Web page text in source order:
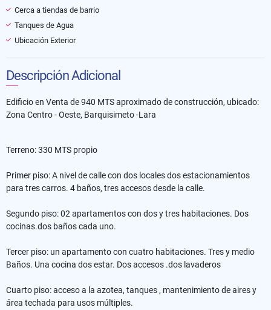
Cerca a tiendas de barrio
Tanques de Agua
Ubicación Exterior
Descripción Adicional
Edificio en Venta de 940 MTS aproximado de construcción, ubicado:
Zona Centro - Oeste, Barquisimeto -Lara
Terreno: 330 MTS propio
Primer piso: A nivel de calle con dos locales dos estacionamientos
para tres carros. 4 baños, tres accesos desde la calle.
Segundo piso: 02 apartamentos con dos y tres habitaciones. Dos
cocinas.dos baños cada uno.
Tercer piso: un apartamento con cuatro habitaciones. Tres y medio
Baños. Una cocina dos estar. Dos accesos .dos lavaderos
Cuarto piso: acceso a la azotea, tanques , mantenimiento de aires y
área techada para usos múltiples.